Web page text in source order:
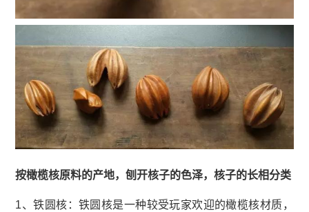
按橄榄核原料的产地，刨开核子的色泽，核子的长相分类
1、铁圆核：铁圆核是一种较受玩家欢迎的橄榄核材质，